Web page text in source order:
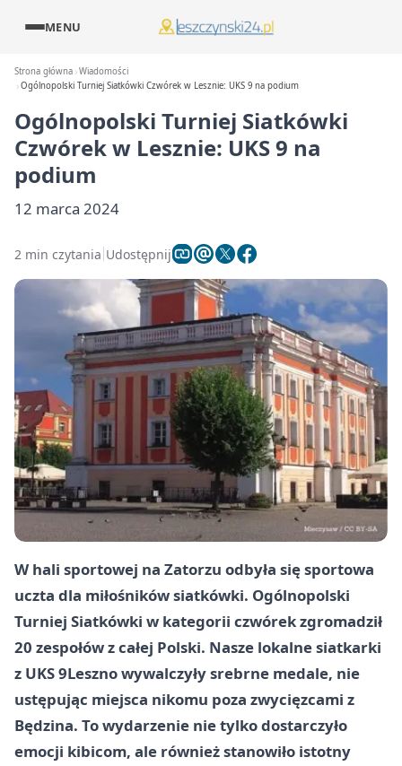
MENU
Strona główna Wiadomości
Ogólnopolski Turniej Siatkówki Czwórek w Lesznie: UKS 9 na podium
Ogólnopolski Turniej Siatkówki
Czwórek w Lesznie: UKS 9 na
podium
12 marca 2024
2 min czytania Udostępnij
W hali sportowej na Zatorzu odbyła się sportowa
uczta dla miłośników siatkówki. Ogólnopolski
Turniej Siatkówki w kategorii czwórek zgromadził
20 zespołów z całej Polski. Nasze lokalne siatkarki
z UKS 9Lesznowywalczyły srebrne medale, nie
ustępując miejsca nikomu poza zwycięzcami z
Będzina. To wydarzenie nie tylko dostarczyło
emocji kibicom, ale również stanowiło istotny